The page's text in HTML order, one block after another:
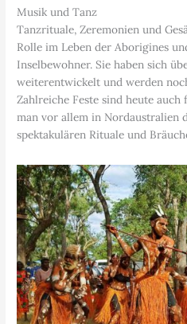
Musik und Tanz
Tanzrituale, Zeremonien und
Rolle im Leben der Aborigines
Inselbewohner. Sie haben sich
weiterentwickelt und werden
Zahlreiche Feste sind heute
man vor allem in Nordaustralien
spektakulären Rituale und